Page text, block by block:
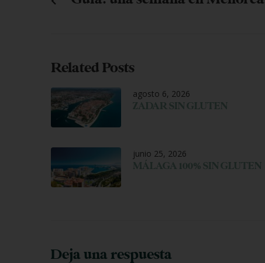
Related Posts
agosto 6, 2026
ZADAR SIN GLUTEN
junio 25, 2026
MÁLAGA 100% SIN GLUTEN
Deja una respuesta